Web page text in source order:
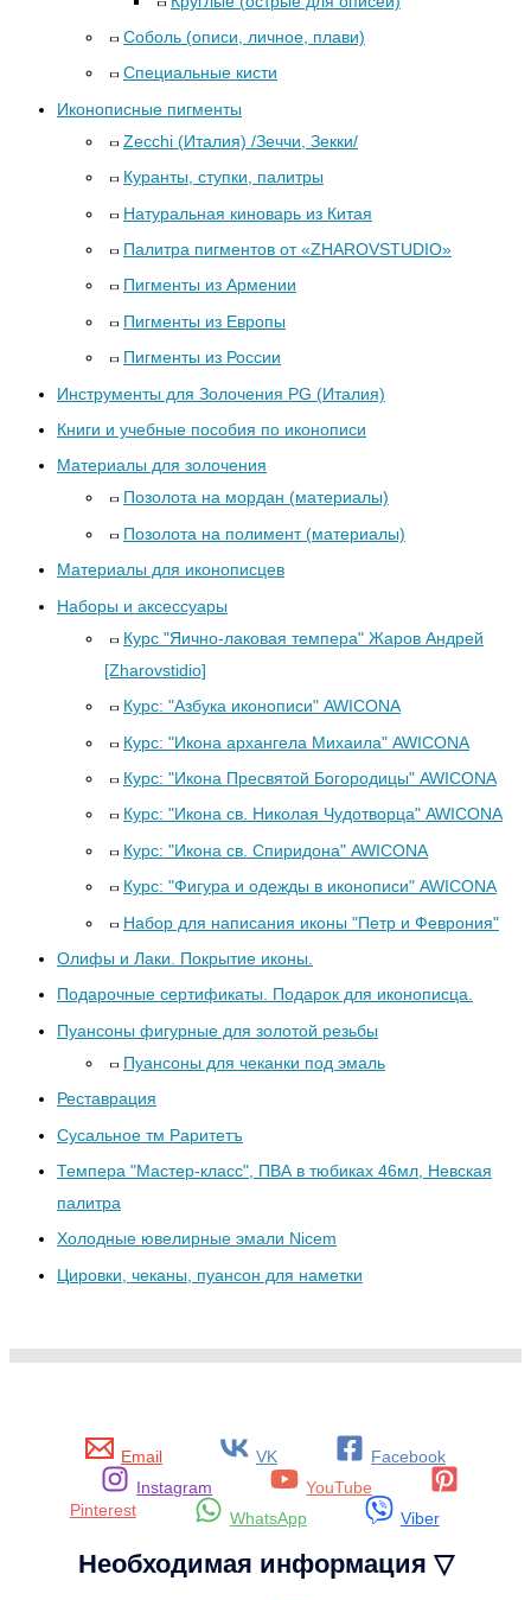
Соболь (описи, личное, плави)
Специальные кисти
Иконописные пигменты
Zecchi (Италия) /Зеччи, Зекки/
Куранты, ступки, палитры
Натуральная киноварь из Китая
Палитра пигментов от «ZHAROVSTUDIO»
Пигменты из Армении
Пигменты из Европы
Пигменты из России
Инструменты для Золочения PG (Италия)
Книги и учебные пособия по иконописи
Материалы для золочения
Позолота на мордан (материалы)
Позолота на полимент (материалы)
Материалы для иконописцев
Наборы и аксессуары
Курс "Яично-лаковая темпера" Жаров Андрей
[Zharovstidio]
Курс: "Азбука иконописи" AWICONA
Курс: "Икона архангела Михаила" AWICONA
Курс: "Икона Пресвятой Богородицы" AWICONA
Курс: "Икона св. Николая Чудотворца" AWICONA
Курс: "Икона св. Спиридона" AWICONA
Курс: "Фигура и одежды в иконописи" AWICONA
Набор для написания иконы "Петр и Феврония"
Олифы и Лаки. Покрытие иконы.
Подарочные сертификаты. Подарок для иконописца.
Пуансоны фигурные для золотой резьбы
Пуансоны для чеканки под эмаль
Реставрация
Сусальное тм Раритетъ
Темпера "Мастер-класс", ПВА в тюбиках 46мл, Невская
палитра
Холодные ювелирные эмали Nicem
Цировки, чеканы, пуансон для наметки
Email VK
Facebook
Instagram
YouTube
Pinterest
WhatsApp Viber
Необходимая информация ▽